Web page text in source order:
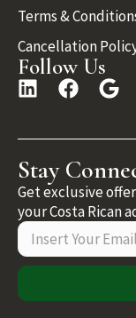
Terms &
Cancellation
Follow Us
Stay
Get exclusive
your Costa Rican